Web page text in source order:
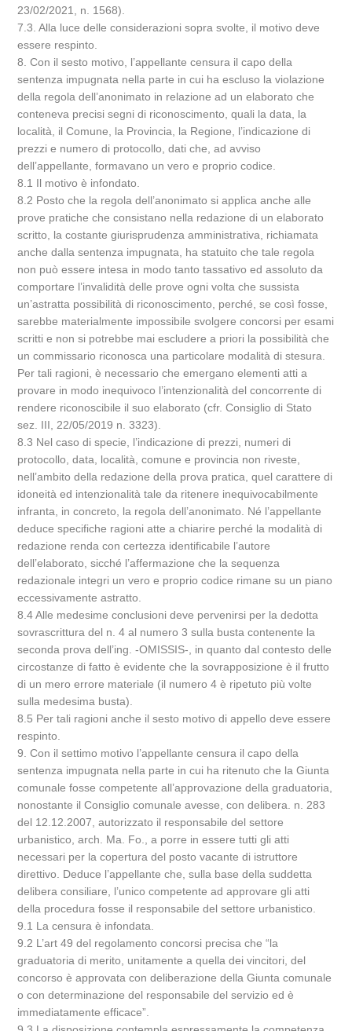
23/02/2021, n. 1568).
7.3. Alla luce delle considerazioni sopra svolte, il motivo deve
essere respinto.
8. Con il sesto motivo, l’appellante censura il capo della
sentenza impugnata nella parte in cui ha escluso la violazione
della regola dell’anonimato in relazione ad un elaborato che
conteneva precisi segni di riconoscimento, quali la data, la
località, il Comune, la Provincia, la Regione, l’indicazione di
prezzi e numero di protocollo, dati che, ad avviso
dell’appellante, formavano un vero e proprio codice.
8.1 Il motivo è infondato.
8.2 Posto che la regola dell’anonimato si applica anche alle
prove pratiche che consistano nella redazione di un elaborato
scritto, la costante giurisprudenza amministrativa, richiamata
anche dalla sentenza impugnata, ha statuito che tale regola
non può essere intesa in modo tanto tassativo ed assoluto da
comportare l’invalidità delle prove ogni volta che sussista
un’astratta possibilità di riconoscimento, perché, se così fosse,
sarebbe materialmente impossibile svolgere concorsi per esami
scritti e non si potrebbe mai escludere a priori la possibilità che
un commissario riconosca una particolare modalità di stesura.
Per tali ragioni, è necessario che emergano elementi atti a
provare in modo inequivoco l’intenzionalità del concorrente di
rendere riconoscibile il suo elaborato (cfr. Consiglio di Stato
sez. III, 22/05/2019 n. 3323).
8.3 Nel caso di specie, l’indicazione di prezzi, numeri di
protocollo, data, località, comune e provincia non riveste,
nell’ambito della redazione della prova pratica, quel carattere di
idoneità ed intenzionalità tale da ritenere inequivocabilmente
infranta, in concreto, la regola dell’anonimato. Né l’appellante
deduce specifiche ragioni atte a chiarire perché la modalità di
redazione renda con certezza identificabile l’autore
dell’elaborato, sicché l’affermazione che la sequenza
redazionale integri un vero e proprio codice rimane su un piano
eccessivamente astratto.
8.4 Alle medesime conclusioni deve pervenirsi per la dedotta
sovrascrittura del n. 4 al numero 3 sulla busta contenente la
seconda prova dell’ing. -OMISSIS-, in quanto dal contesto delle
circostanze di fatto è evidente che la sovrapposizione è il frutto
di un mero errore materiale (il numero 4 è ripetuto più volte
sulla medesima busta).
8.5 Per tali ragioni anche il sesto motivo di appello deve essere
respinto.
9. Con il settimo motivo l’appellante censura il capo della
sentenza impugnata nella parte in cui ha ritenuto che la Giunta
comunale fosse competente all’approvazione della graduatoria,
nonostante il Consiglio comunale avesse, con delibera. n. 283
del 12.12.2007, autorizzato il responsabile del settore
urbanistico, arch. Ma. Fo., a porre in essere tutti gli atti
necessari per la copertura del posto vacante di istruttore
direttivo. Deduce l’appellante che, sulla base della suddetta
delibera consiliare, l’unico competente ad approvare gli atti
della procedura fosse il responsabile del settore urbanistico.
9.1 La censura è infondata.
9.2 L’art 49 del regolamento concorsi precisa che “la
graduatoria di merito, unitamente a quella dei vincitori, del
concorso è approvata con deliberazione della Giunta comunale
o con determinazione del responsabile del servizio ed è
immediatamente efficace”.